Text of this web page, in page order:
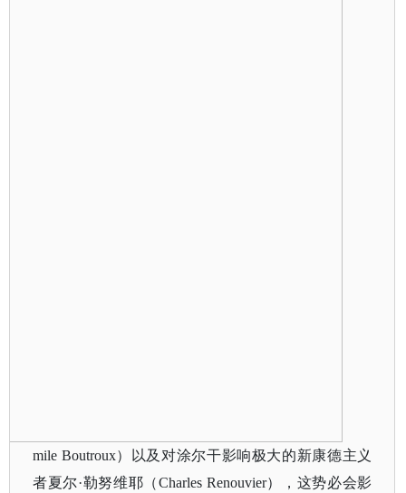
mile Boutroux）以及对涂尔干影响极大的新康德主义
者夏尔·勒努维耶（Charles Renouvier），这势必会影